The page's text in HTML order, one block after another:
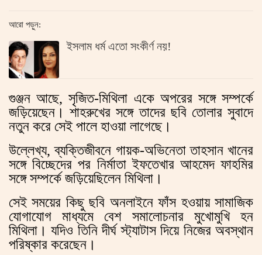
আরো পড়ুন:
ইসলাম ধর্ম এতো সংকীর্ণ নয়!
গুঞ্জন আছে, সৃজিত-মিথিলা একে অপরের সঙ্গে সম্পর্কে
জড়িয়েছেন। শাহরুখের সঙ্গে তাদের ছবি তোলার সুবাদে
নতুন করে সেই পালে হাওয়া লাগেছে।
উল্লেখ্য, ব্যক্তিজীবনে গায়ক-অভিনেতা তাহসান খানের
সঙ্গে বিচ্ছেদের পর নির্মাতা ইফতেখার আহমেদ ফাহমির
সঙ্গে সম্পর্কে জড়িয়েছিলেন মিথিলা।
সেই সময়ের কিছু ছবি অনলাইনে ফাঁস হওয়ায় সামাজিক
যোগাযোগ মাধ্যমে বেশ সমালোচনার মুখোমুখি হন
মিথিলা। যদিও তিনি দীর্ঘ স্ট্যাটাস দিয়ে নিজের অবস্থান
পরিষ্কার করেছেন।